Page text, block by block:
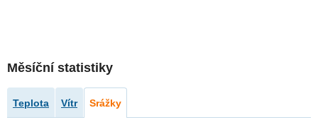
Měsíční statistiky
Teplota Vítr Srážky